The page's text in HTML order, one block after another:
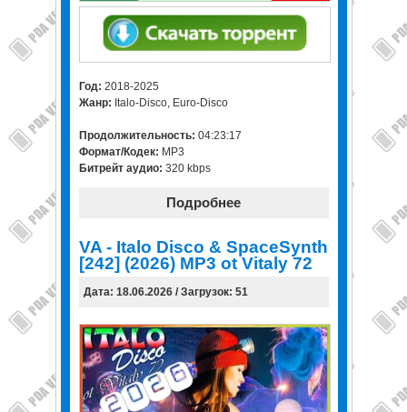
Год: 2018-2025
Жанр: Italo-Disco, Euro-Disco
Продолжительность: 04:23:17
Формат/Кодек: MP3
Битрейт аудио: 320 kbps
Подробнее
VA - Italo Disco & SpaceSynth
[242] (2026) MP3 ot Vitaly 72
Дата: 18.06.2026 / Загрузок: 51